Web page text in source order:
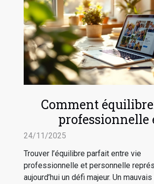
Comment
professionnelle
personnelle
24/11/2025
Trouver l’équilibre parfait entre vie
professionnelle et personnelle
aujourd’hui un défi majeur. Un